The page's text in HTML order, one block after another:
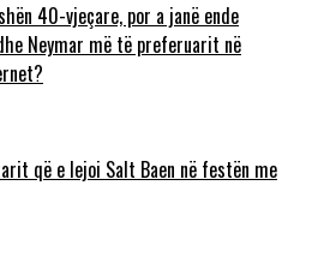
40-vjeçare, por a janë ende
Neymar më të preferuarit në
që e lejoi Salt Baen në festën me